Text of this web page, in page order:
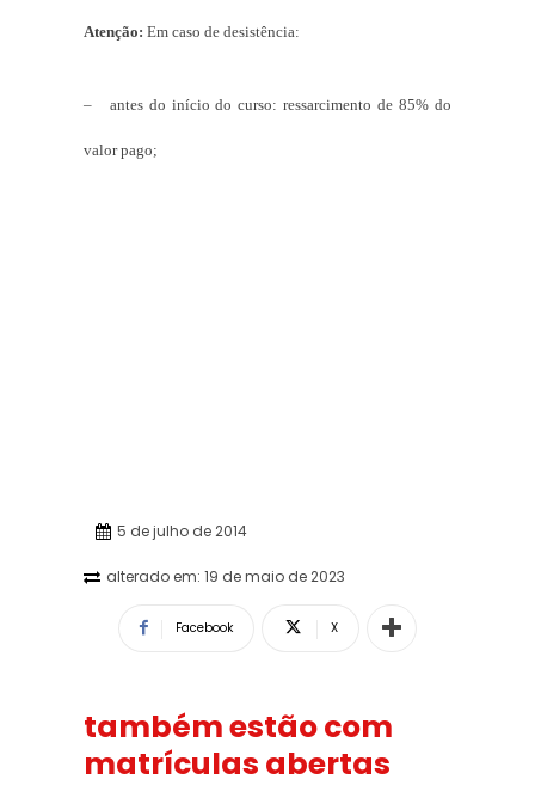
Atenção: Em caso de desistência:
– antes do início do curso: ressarcimento de 85% do
valor pago;
5 de julho de 2014
alterado em: 19 de maio de 2023
Facebook X
também estão com
matrículas abertas